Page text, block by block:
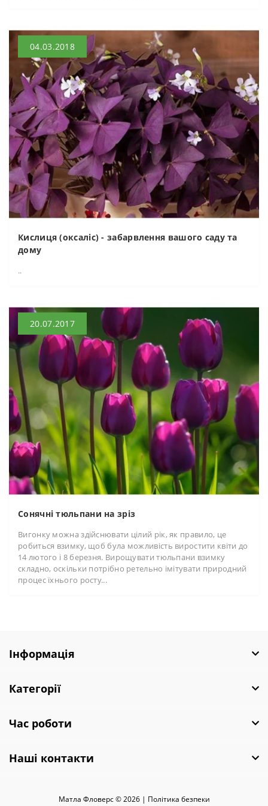
04.03.2018
Кислиця (оксаліс) - забарвлення вашого саду та
дому
..
20.07.2017
Сонячні тюльпани на зріз
Вигонку можна здійснювати цілий рік, як правило, це
робиться взимку, щоб була можливість виростити квіти до
14 лютого і 8 березня. Вирощувати тюльпани взимку
складно, оскільки потрібно ретельно імітувати природний
процес їхнього росту...
Інформація
Категорії
Час роботи
Наші контакти
Матла Фловерс © 2026 | Полiтика безпеки